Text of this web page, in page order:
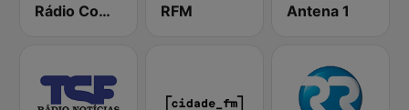
Rádio Comercial RFM Antena 1